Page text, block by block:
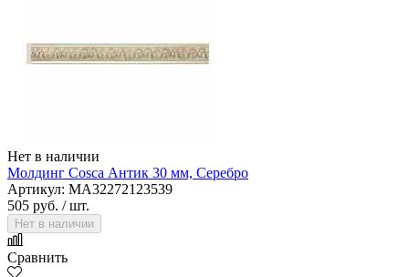
Нет в наличии
Молдинг Cosca Антик 30 мм, Серебро
Артикул: MA32272123539
505 руб. / шт.
Нет в наличии
Сравнить